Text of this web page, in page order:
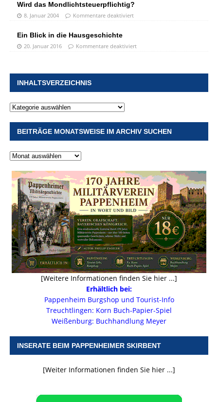
Wird das Mondlichtsteuerpflichtig?
8. Januar 2004 Kommentare deaktiviert
Ein Blick in die Hausgeschichte
20. Januar 2016 Kommentare deaktiviert
INHALTSVERZEICHNIS
BEITRÄGE MONATSWEISE IM ARCHIV SUCHEN
[Weitere Informationen finden Sie hier ...]
Erhältlich bei:
Pappenheim Burgshop und Tourist-Info
Treuchtlingen: Korn Buch-Papier-Spiel
Weißenburg: Buchhandlung Meyer
INSERATE BEIM PAPPENHEIMER SKIRBENT
[Weiter Informationen finden Sie hier ...]